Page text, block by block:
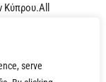
serve